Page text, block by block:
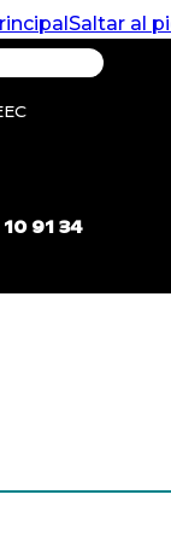
Saltar al
91 34